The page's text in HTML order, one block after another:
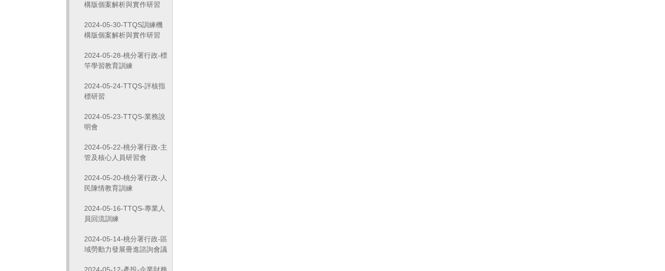
構版個案解析與實作研習
2024-05-30-TTQS訓練機
構版個案解析與實作研習
2024-05-28-桃分署行政-標
竿學習教育訓練
2024-05-24-TTQS-評核指
標研習
2024-05-23-TTQS-業務說
明會
2024-05-22-桃分署行政-主
管及核心人員研習會
2024-05-20-桃分署行政-人
民陳情教育訓練
2024-05-16-TTQS-專業人
員回流訓練
2024-05-14-桃分署行政-區
域勞動力發展冊進諮詢會議